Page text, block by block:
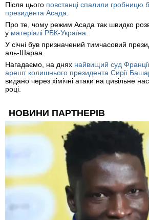
Після цього повстанці спалили гробницю
президента Асада
Про те, чому режим Асада так швидко
у матеріалі РБК-Україна
У січні був призначений тимчасовий
аль-Шараа.
Нагадаємо, на днях найвищий суд
арешт колишнього президента Сирії
видано через хімічні атаки на цивільне
році.